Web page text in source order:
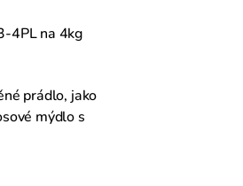
4PL na 4kg
prádlo, jako
mýdlo s